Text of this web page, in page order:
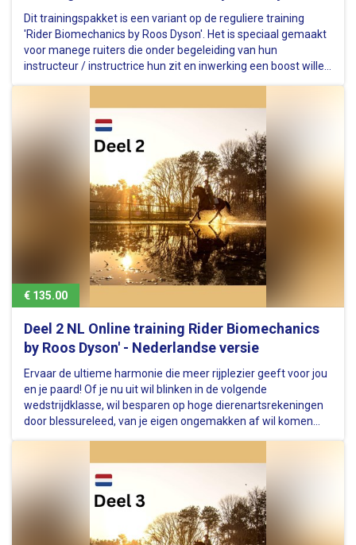
Dit trainingspakket is een variant op de reguliere training
'Rider Biomechanics by Roos Dyson'. Het is speciaal gemaakt
voor manege ruiters die onder begeleiding van hun
instructeur / instructrice hun zit en inwerking een boost willen
€ 135.00
Deel 2 NL Online training Rider Biomechanics
by Roos Dyson' - Nederlandse versie
Ervaar de ultieme harmonie die meer rijplezier geeft voor jou
en je paard! Of je nu uit wil blinken in de volgende
wedstrijdklasse, wil besparen op hoge dierenartsrekeningen
door blessureleed, van je eigen ongemakken af wil komen